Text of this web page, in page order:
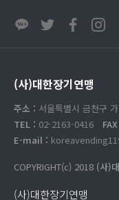
(사)대한장기연맹
주소 : 서울특별시 금천구
TEL : 02-2163-0416
E-mail :
COPYRIGHT(c) 2018 (사)
(사)대한장기연맹